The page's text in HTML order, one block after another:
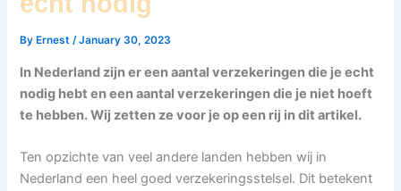
By Ernest/January 30, 2023
In Nederland zijn er een aantal verzekeringen die je echt
nodig hebt en een aantal verzekeringen die je niet hoeft
te hebben. Wij zetten ze voor je op een rij in dit artikel.
Ten opzichte van veel andere landen hebben wij in
Nederland een heel goed verzekeringsstelsel. Dit betekent